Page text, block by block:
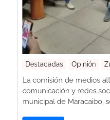
Destacadas Opinión
La comisión de medios
comunicación y redes
municipal de Maracaibo,